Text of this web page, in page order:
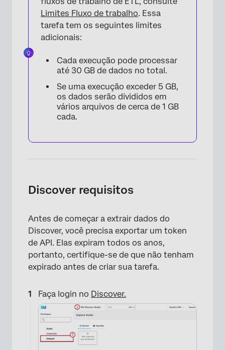
Limites Fluxo de trabalho. Essa
tarefa tem os seguintes limites
adicionais:
Cada execução pode processar
até 30 GB de dados no total.
Se uma execução exceder 5 GB,
os dados serão divididos em
vários arquivos de cerca de 1 GB
cada.
Discover requisitos
Antes de começar a extrair dados do
Discover, você precisa exportar um token
de API. Elas expiram todos os anos,
portanto, certifique-se de que não tenham
expirado antes de criar sua tarefa.
Faça login no Discover.